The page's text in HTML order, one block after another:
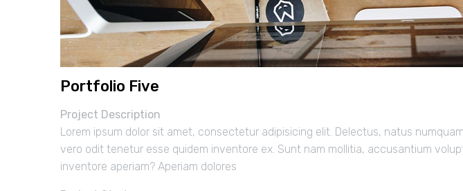
Portfolio Five
Project Description
Lorem ipsum dolor sit amet, consectetur adipisicing elit. Delectus, natus
vero odit tenetur esse quidem inventore ex. Sunt nam mollitia, accusantium
inventore aperiam? Aperiam dolores